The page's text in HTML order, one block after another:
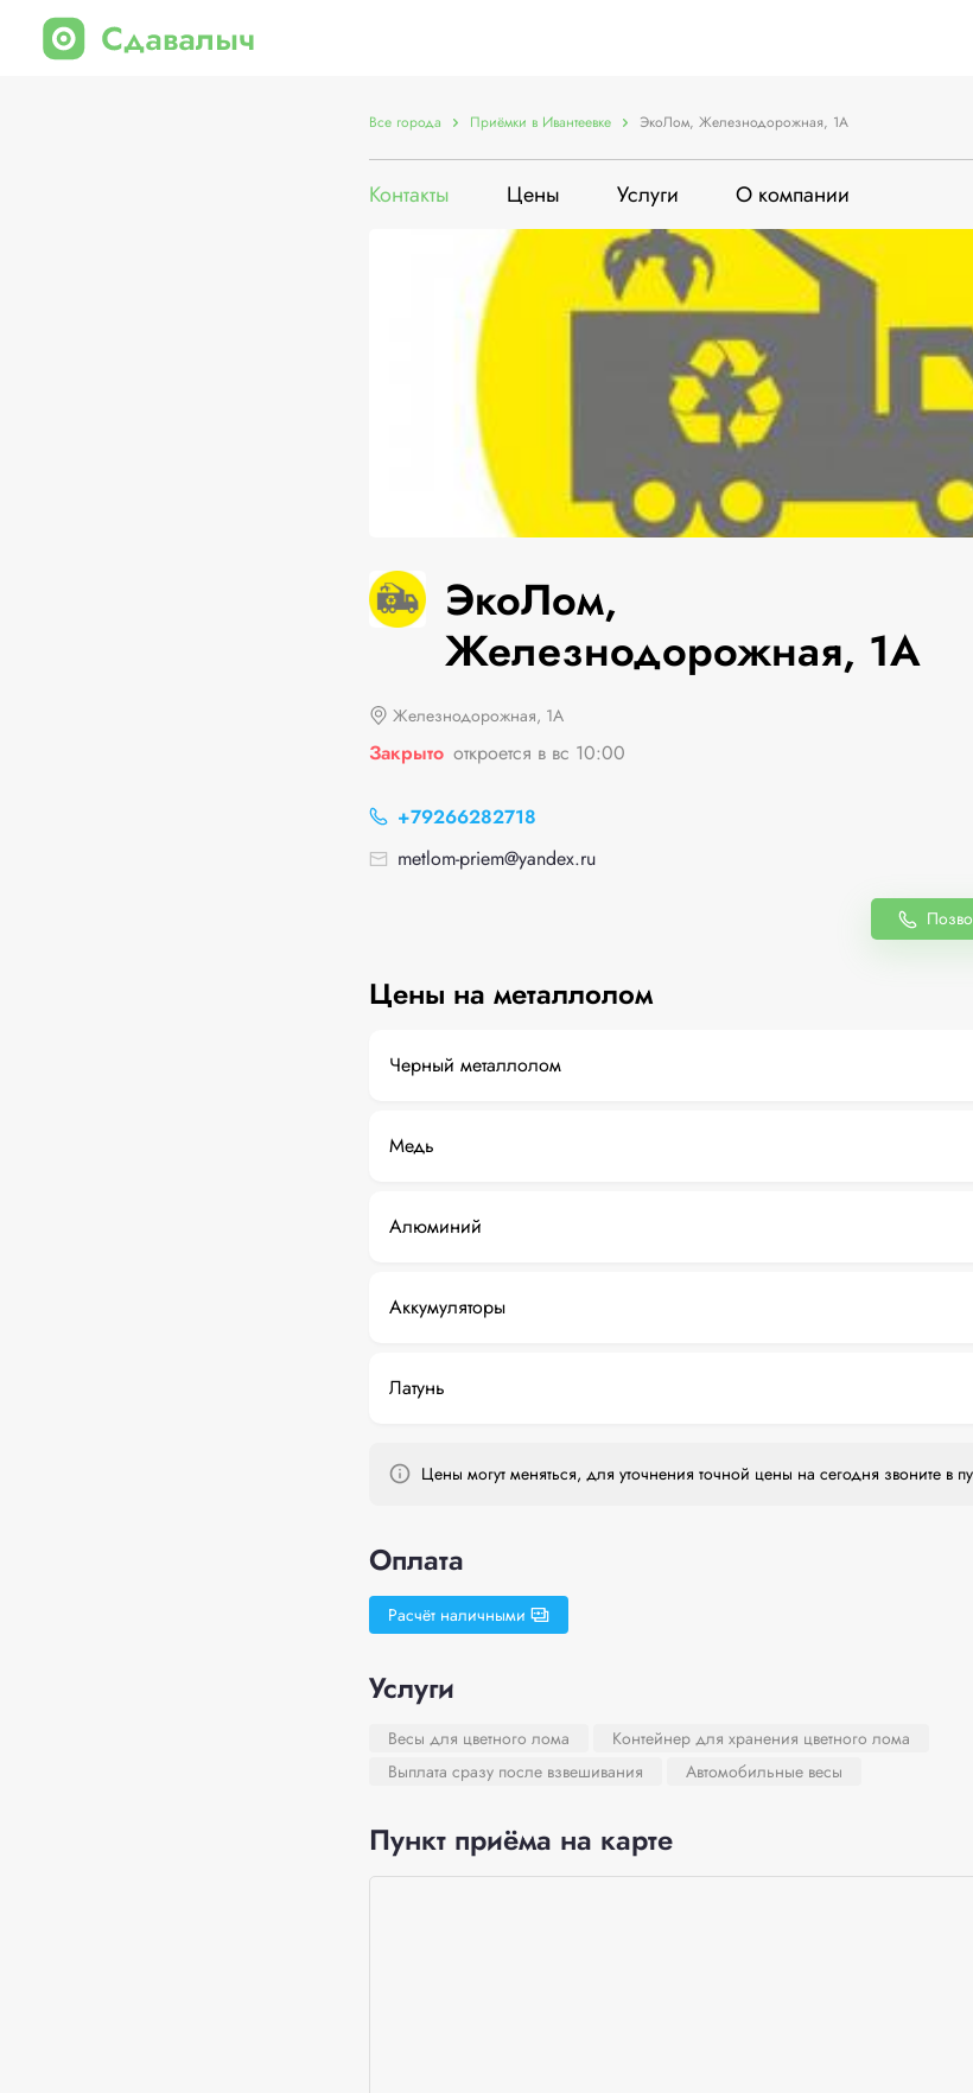
Все города Приёмки в Ивантеевке ЭкоЛом, Железнодорожная, 1А
Контакты Цены Услуги О компании
ЭкоЛом,
Железнодорожная, 1А
Железнодорожная, 1А
Закрыто откроется в вс 10:00
+79266282718
metlom-priem@yandex.ru
Цены на металлолом
Черный металлолом
Медь
Алюминий
Аккумуляторы
Латунь
Цены могут меняться, для уточнения точной цены на сегодня звоните в
Оплата
Расчёт наличными
Услуги
Весы для цветного лома
Контейнер для хранения цветного лома
Выплата сразу после взвешивания
Автомобильные весы
Пункт приёма на карте